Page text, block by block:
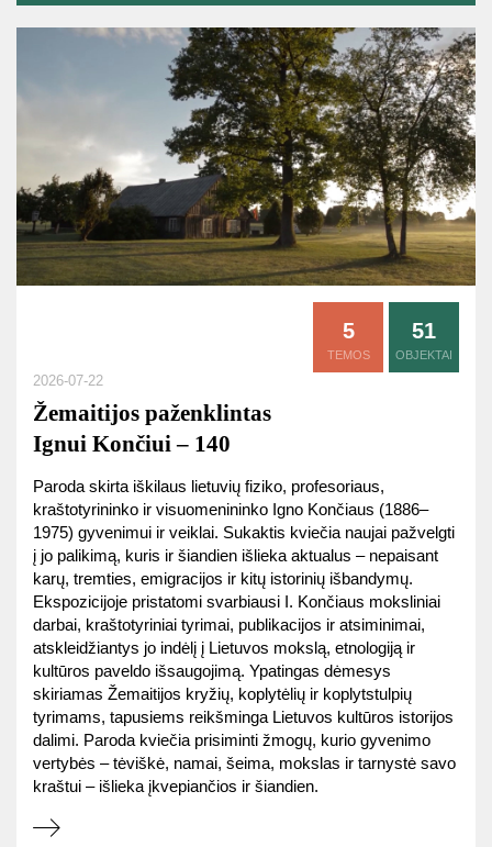
5
TEMOS
51
OBJEKTAI
2026-07-22
Žemaitijos paženklintas
Ignui Končiui ‒ 140
Paroda skirta iškilaus lietuvių fiziko, profesoriaus,
kraštotyrininko ir visuomenininko Igno Končiaus (1886–
1975) gyvenimui ir veiklai. Sukaktis kviečia naujai pažvelgti
į jo palikimą, kuris ir šiandien išlieka aktualus – nepaisant
karų, tremties, emigracijos ir kitų istorinių išbandymų.
Ekspozicijoje pristatomi svarbiausi I. Končiaus moksliniai
darbai, kraštotyriniai tyrimai, publikacijos ir atsiminimai,
atskleidžiantys jo indėlį į Lietuvos mokslą, etnologiją ir
kultūros paveldo išsaugojimą. Ypatingas dėmesys
skiriamas Žemaitijos kryžių, koplytėlių ir koplytstulpių
tyrimams, tapusiems reikšminga Lietuvos kultūros istorijos
dalimi. Paroda kviečia prisiminti žmogų, kurio gyvenimo
vertybės – tėviškė, namai, šeima, mokslas ir tarnystė savo
kraštui – išlieka įkvepiančios ir šiandien.